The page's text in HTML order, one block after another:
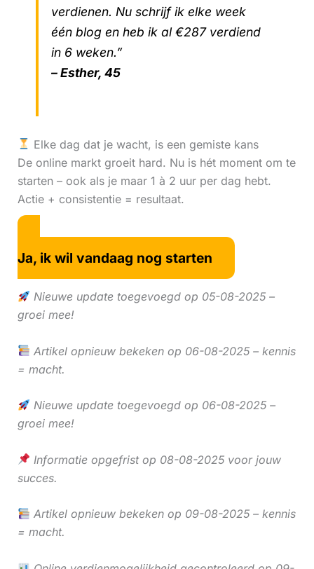
verdienen. Nu schrijf ik elke week
één blog en heb ik al €287 verdiend
in 6 weken.”
– Esther, 45
Elke dag dat je wacht, is een gemiste kans
De online markt groeit hard. Nu is hét moment om te
starten – ook als je maar 1 à 2 uur per dag hebt.
Actie + consistentie = resultaat.
Ja, ik wil vandaag nog starten
Nieuwe update toegevoegd op 05-08-2025 –
groei mee!
Artikel opnieuw bekeken op 06-08-2025 – kennis
= macht.
Nieuwe update toegevoegd op 06-08-2025 –
groei mee!
Informatie opgefrist op 08-08-2025 voor jouw
succes.
Artikel opnieuw bekeken op 09-08-2025 – kennis
= macht.